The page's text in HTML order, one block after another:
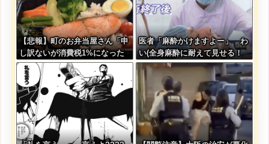
【悲報】町のお弁当屋さん「申
し訳ないが消費税1%になった
らその分商品代を値上げする
わ」
医者「麻酔かけますよー」 わ
い(全身麻酔に耐えて見せる！
うおおおおおお！！！！)